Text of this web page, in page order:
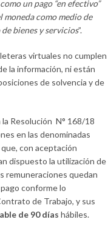
un pago “en efectivo”
moneda como medio de
bienes y servicios”.
virtuales no cumplen
la información, ni están
de solvencia y de
Resolución N° 168/18
en las denominadas
con aceptación
dispuesto la utilización de
remuneraciones quedan
conforme lo
de Trabajo, y sus
de 90 días hábiles.